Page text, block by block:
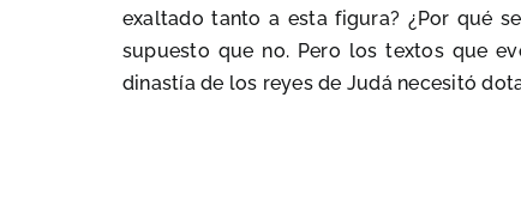
exaltado tanto a esta figura? ¿Por qué
supuesto que no. Pero los textos que
dinastía de los reyes de Judá necesitó